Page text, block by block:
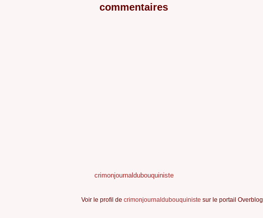
commentaires
crimonjournaldubouquiniste
Voir le profil de crimonjournaldubouquiniste sur le portail Overblog